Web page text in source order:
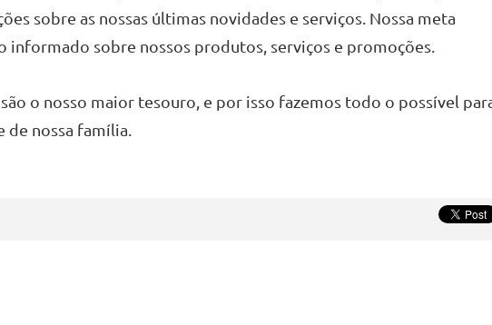
sobre as nossas últimas novidades e serviços. Nossa meta
informado sobre nossos produtos, serviços e promoções.
o nosso maior tesouro, e por isso fazemos todo o possível
nossa família.